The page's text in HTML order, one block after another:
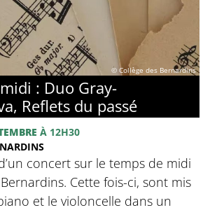
© Collège des Bernardins
: Duo Gray-
Reflets du passé
À 12H30
concert sur le temps de midi
Cette fois-ci, sont mis
et le violoncelle dans un